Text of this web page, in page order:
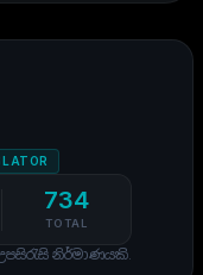
734
TOTAL
නිර්මාණයකි.